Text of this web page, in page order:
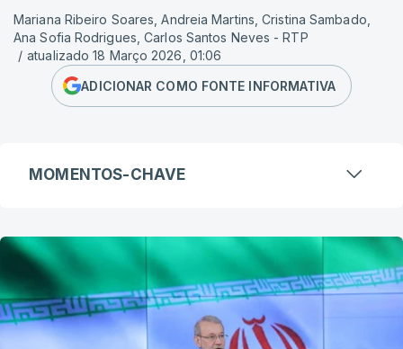
Mariana Ribeiro Soares, Andreia Martins, Cristina Sambado,
Ana Sofia Rodrigues, Carlos Santos Neves - RTP
/ atualizado 18 Março 2026, 01:06
ADICIONAR COMO FONTE INFORMATIVA
MOMENTOS-CHAVE